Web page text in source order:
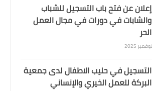
إعلان عن فتح باب التسجيل للشباب
والشابات في دورات في مجال العمل
الحر
التسجيل في حليب الاطفال لدى جمعية
البركة للعمل الخيري والإنساني